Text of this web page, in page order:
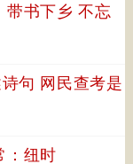
带书下乡 不忘
句 网民查考是
：纽时